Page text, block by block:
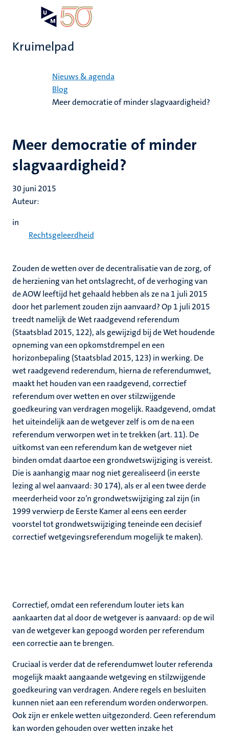
Kruimelpad
Nieuws & agenda
Blog
Meer democratie of minder slagvaardigheid?
Meer democratie of minder
slagvaardigheid?
30 juni 2015
Auteur:
in
Rechtsgeleerdheid
Zouden de wetten over de decentralisatie van de zorg, of
de herziening van het ontslagrecht, of de verhoging van
de AOW leeftijd het gehaald hebben als ze na 1 juli 2015
door het parlement zouden zijn aanvaard? Op 1 juli 2015
treedt namelijk de Wet raadgevend referendum
(Staatsblad 2015, 122), als gewijzigd bij de Wet houdende
opneming van een opkomstdrempel en een
horizonbepaling (Staatsblad 2015, 123) in werking. De
wet raadgevend rederendum, hierna de referendumwet,
maakt het houden van een raadgevend, correctief
referendum over wetten en over stilzwijgende
goedkeuring van verdragen mogelijk. Raadgevend, omdat
het uiteindelijk aan de wetgever zelf is om de na een
referendum verworpen wet in te trekken (art. 11). De
uitkomst van een referendum kan de wetgever niet
binden omdat daartoe een grondwetswijziging is vereist.
Die is aanhangig maar nog niet gerealiseerd (in eerste
lezing al wel aanvaard: 30 174), als er al een twee derde
meerderheid voor zo’n grondwetswijziging zal zijn (in
1999 verwierp de Eerste Kamer al eens een eerder
voorstel tot grondwetswijziging teneinde een decisief
correctief wetgevingsreferendum mogelijk te maken).
Correctief, omdat een referendum louter iets kan
aankaarten dat al door de wetgever is aanvaard: op de wil
van de wetgever kan gepoogd worden per referendum
een correctie aan te brengen.
Cruciaal is verder dat de referendumwet louter referenda
mogelijk maakt aangaande wetgeving en stilzwijgende
goedkeuring van verdragen. Andere regels en besluiten
kunnen niet aan een referendum worden onderworpen.
Ook zijn er enkele wetten uitgezonderd. Geen referendum
kan worden gehouden over wetten inzake het